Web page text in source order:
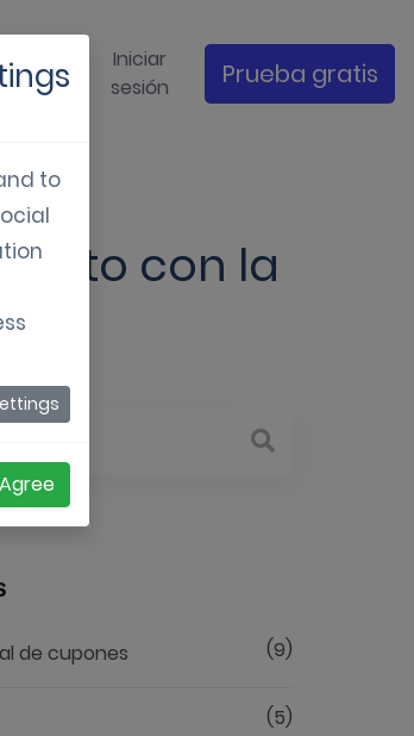
Iniciar
sesión
Prueba gratis
éxito con la
de cupones (9)
(5)
to
Agree